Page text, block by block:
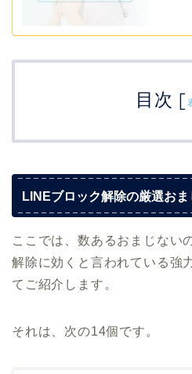
目次 [
LINEブロック解除の厳選おま
ここでは、数あるおまじない
解除に効くと言われている強
てご紹介します。
それは、次の14個です。